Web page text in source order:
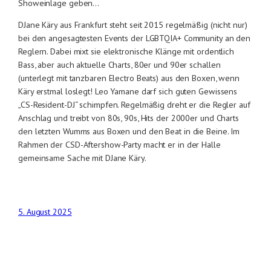
Showeinlage geben…
DJane Käry aus Frankfurt steht seit 2015 regelmäßig (nicht nur)
bei den angesagtesten Events der LGBTQIA+ Community an den
Reglern. Dabei mixt sie elektronische Klänge mit ordentlich
Bass, aber auch aktuelle Charts, 80er und 90er schallen
(unterlegt mit tanzbaren Electro Beats) aus den Boxen, wenn
Käry erstmal loslegt! Leo Yamane darf sich guten Gewissens
„CS-Resident-DJ“ schimpfen. Regelmäßig dreht er die Regler auf
Anschlag und treibt von 80s, 90s, Hits der 2000er und Charts
den letzten Wumms aus Boxen und den Beat in die Beine. Im
Rahmen der CSD-Aftershow-Party macht er in der Halle
gemeinsame Sache mit DJane Käry.
5. August 2025